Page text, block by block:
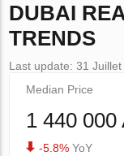
DUBAI
TRENDS
Last update: 31 Juillet
Median Price
1 440 000
-5.8% YoY